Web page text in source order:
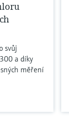
svůj
a díky
měření